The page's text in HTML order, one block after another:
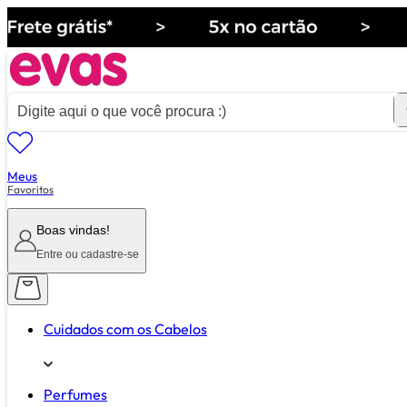
Meus
Favoritos
Boas vindas!
Entre ou cadastre-se
Cuidados com os Cabelos
Perfumes